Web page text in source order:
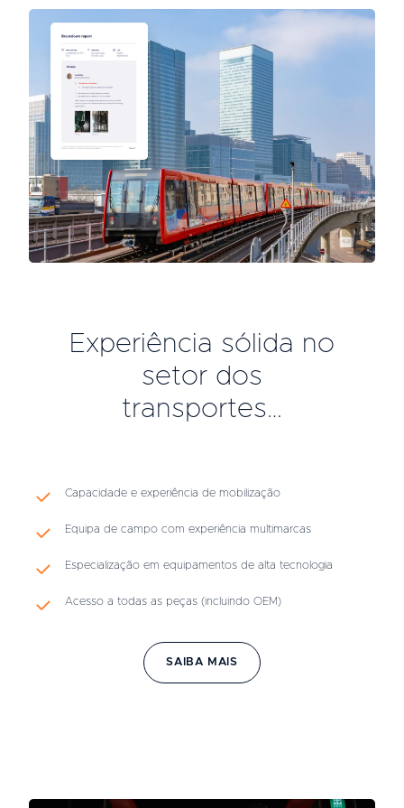
Experiência sólida no
setor dos
transportes…
Capacidade e experiência de mobilização
Equipa de campo com experiência multimarcas
Especialização em equipamentos de alta tecnologia
Acesso a todas as peças (incluindo OEM)
SAIBA MAIS